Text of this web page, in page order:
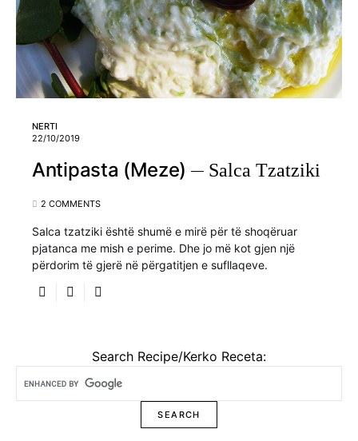
NERTI
22/10/2019
Antipasta (Meze) Salca Tzatziki
2 COMMENTS
Salca tzatziki është shumë e mirë për të shoqëruar
pjatanca me mish e perime. Dhe jo më kot gjen një
përdorim të gjerë në përgatitjen e sufllaqeve.
Search Recipe/Kerko Receta: